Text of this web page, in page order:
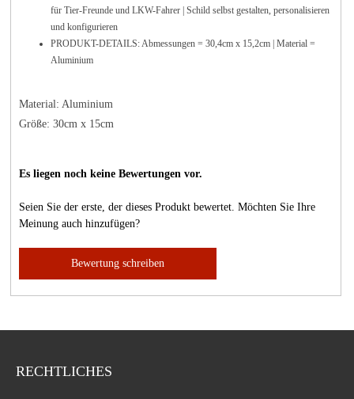
für Tier-Freunde und LKW-Fahrer | Schild selbst gestalten, personalisieren
und konfigurieren
PRODUKT-DETAILS: Abmessungen = 30,4cm x 15,2cm | Material =
Aluminium
Material: Aluminium
Größe: 30cm x 15cm
Es liegen noch keine Bewertungen vor.
Seien Sie der erste, der dieses Produkt bewertet. Möchten Sie Ihre
Meinung auch hinzufügen?
Bewertung schreiben
RECHTLICHES